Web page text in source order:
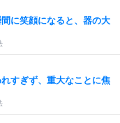
に笑顔になると、器の大
すぎず、重大なことに焦